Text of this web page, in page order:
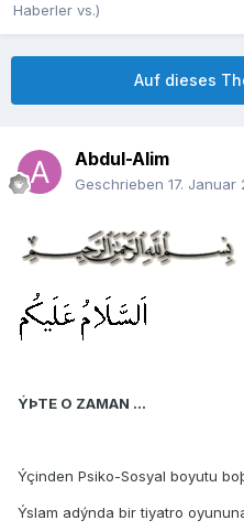
Haberler vs.)
Auf dieses
Abdul-Alim
Geschrieben 17. Januar
ÝÞTE O ZAMAN ...
Ýçinden Psiko-Sosyal boyutu
Ýslam adýnda bir tiyatro